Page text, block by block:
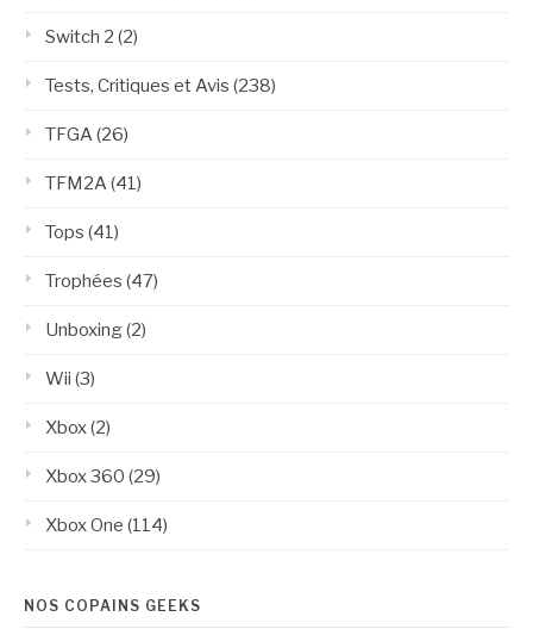
Switch 2 (2)
Tests, Critiques et Avis (238)
TFGA(26)
TFM2A(41)
Tops (41)
Trophées (47)
Unboxing(2)
Wii (3)
Xbox(2)
Xbox 360 (29)
Xbox One (114)
NOS COPAINS GEEKS